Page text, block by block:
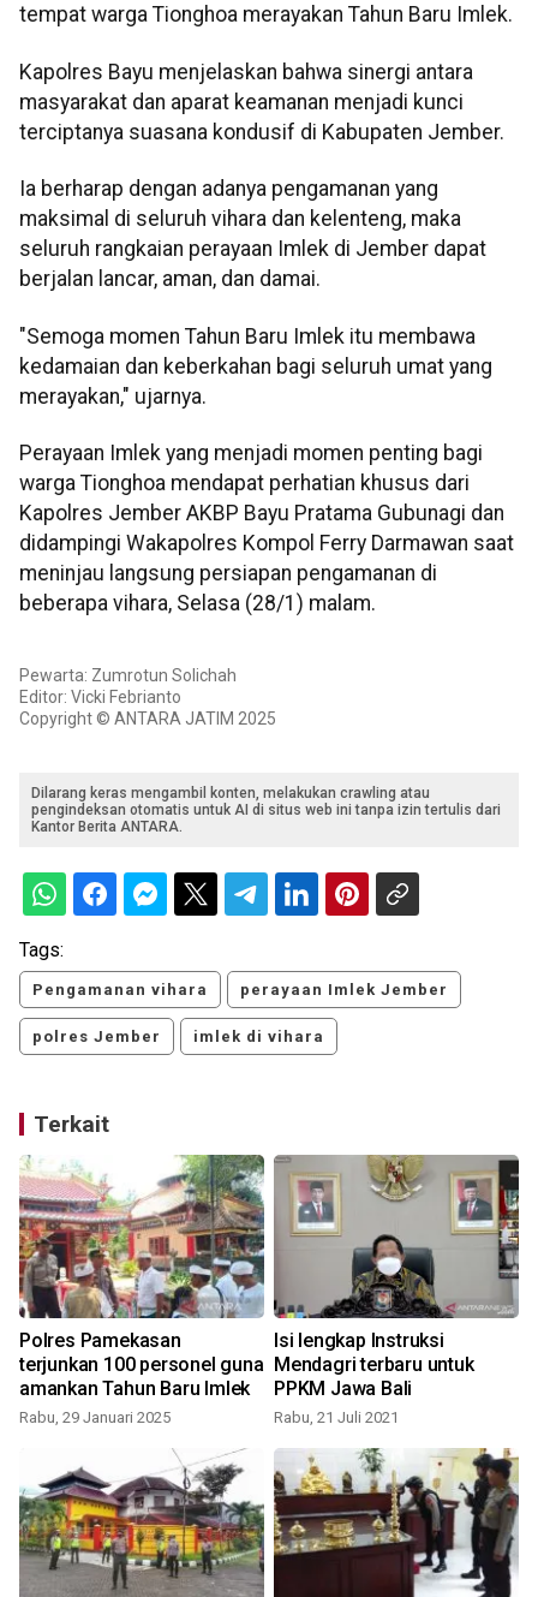
tempat warga Tionghoa merayakan Tahun Baru Imlek.
Kapolres Bayu menjelaskan bahwa sinergi antara
masyarakat dan aparat keamanan menjadi kunci
terciptanya suasana kondusif di Kabupaten Jember.
Ia berharap dengan adanya pengamanan yang
maksimal di seluruh vihara dan kelenteng, maka
seluruh rangkaian perayaan Imlek di Jember dapat
berjalan lancar, aman, dan damai.
"Semoga momen Tahun Baru Imlek itu membawa
kedamaian dan keberkahan bagi seluruh umat yang
merayakan," ujarnya.
Perayaan Imlek yang menjadi momen penting bagi
warga Tionghoa mendapat perhatian khusus dari
Kapolres Jember AKBP Bayu Pratama Gubunagi dan
didampingi Wakapolres Kompol Ferry Darmawan saat
meninjau langsung persiapan pengamanan di
beberapa vihara, Selasa (28/1) malam.
Pewarta: Zumrotun Solichah
Editor: Vicki Febrianto
Copyright © ANTARA JATIM 2025
Dilarang keras mengambil konten, melakukan crawling atau
pengindeksan otomatis untuk AI di situs web ini tanpa izin tertulis dari
Kantor Berita ANTARA.
Tags:
Pengamanan vihara perayaan Imlek Jember
polres Jember imlek di vihara
Terkait
Polres Pamekasan
terjunkan 100 personel guna
amankan Tahun Baru Imlek
Rabu, 29 Januari 2025
Isi lengkap Instruksi
Mendagri terbaru untuk
PPKM Jawa Bali
Rabu, 21 Juli 2021